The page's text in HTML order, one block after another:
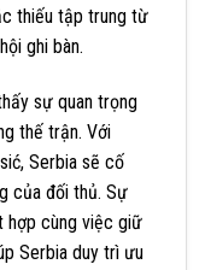
thiếu tập trung từ
ghi bàn.
sự quan trọng
thế trận. Với
Serbia sẽ cố
của đối thủ. Sự
hợp cùng việc giữ
Serbia duy trì ưu